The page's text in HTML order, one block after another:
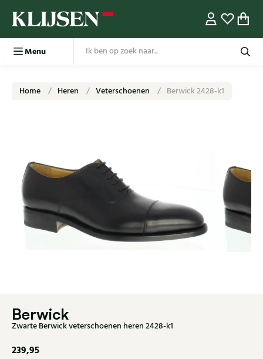
Menu
Home Heren Veterschoenen Berwick 2428-k1
Berwick
Zwarte Berwick veterschoenen heren 2428-k1
239,95